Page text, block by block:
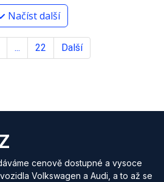
Načíst další
... 22 Další
cenově dostupné a vysoce
Volkswagen a Audi, a to až se